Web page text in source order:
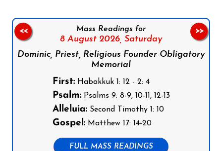
Mass Readings for
8 August 2026, Saturday
Dominic, Priest, Religious Founder Obligatory
Memorial
First:Habakkuk 1: 12 - 2: 4
Psalm:Psalms 9: 8-9, 10-11, 12-13
Alleluia:Second Timothy 1: 10
Gospel:Matthew 17: 14-20
FULL MASS READINGS
<< >>